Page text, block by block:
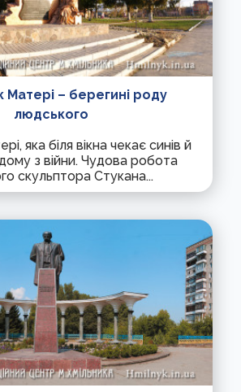
Матері – берегині роду
людського
яка біля вікна чекає синів й
з війни. Чудова робота
скульптора Стукана...